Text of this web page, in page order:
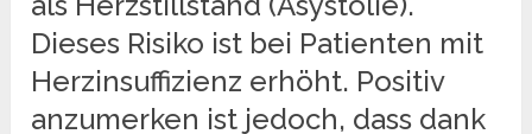
Dieses Risiko ist bei Patienten mit
Herzinsuffizienz erhöht. Positiv
anzumerken ist jedoch, dass dank